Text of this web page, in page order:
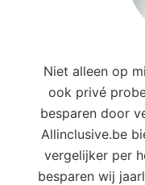
Niet alleen op
ook privé
besparen door
Allinclusive.be
vergelijker per
besparen wij